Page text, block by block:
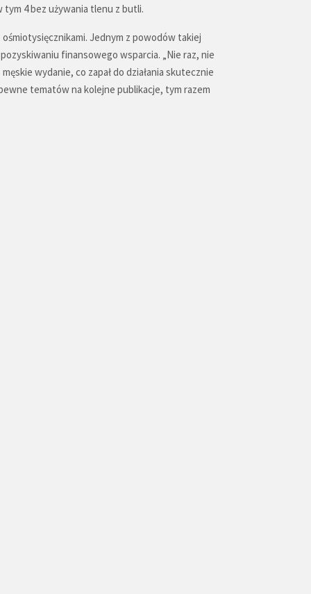
tym 4 bez używania tlenu z butli.
Jednym z powodów takiej
finansowego wsparcia. „Nie raz, nie
wydanie, co zapał do działania skutecznie
tematów na kolejne publikacje, tym razem